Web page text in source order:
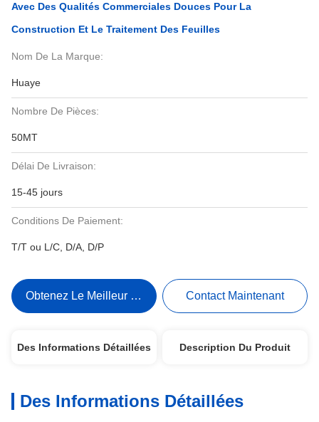
Avec Des Qualités Commerciales Douces Pour La
Construction Et Le Traitement Des Feuilles
Nom De La Marque:
Huaye
Nombre De Pièces:
50MT
Délai De Livraison:
15-45 jours
Conditions De Paiement:
T/T ou L/C, D/A, D/P
Obtenez Le Meilleur Prix Contact Maintenant
Des Informations Détaillées Description Du Produit
Des Informations Détaillées